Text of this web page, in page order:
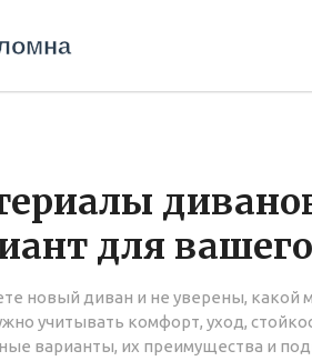
для
новый диван и не уверены, какой
учитывать комфорт, уход,
варианты, их преимущества и